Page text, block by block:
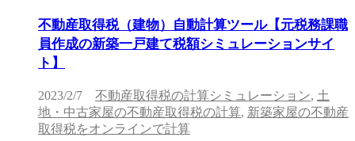
不動産取得税（建物）自動計算ツール【元税務課職
員作成の新築一戸建て税額シミュレーションサイ
ト】
2023/2/7 不動産取得税の計算シミュレーション, 土
地・中古家屋の不動産取得税の計算, 新築家屋の不動産
取得税をオンラインで計算